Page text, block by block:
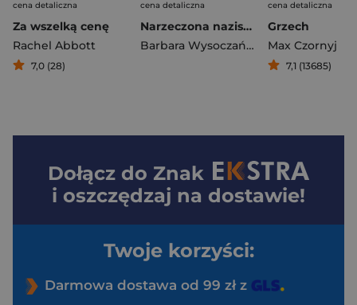
cena detaliczna
Za wszelką cenę
Rachel Abbott
7,0 (28)
cena detaliczna
Narzeczona nazisty wyd. 5
Barbara Wysoczańska
cena detaliczna
Grzech
Max Czornyj
7,1 (13685)
Dołącz do Znak
i oszczędzaj na dostawie!
Twoje korzyści:
Darmowa dostawa od 99 zł z